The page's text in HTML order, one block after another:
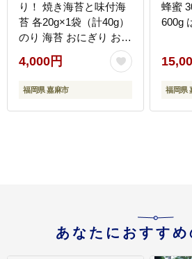
り！ 焼き海苔と味付海
苔 各20g×1袋（計40g）
のり 海苔 おにぎり おむ
すび 焼海苔 味付き海苔
セット 有明海 常温 福岡
県 嘉麻市
4,000円
福岡県 嘉麻市
蜂蜜
600g
福岡県
あなたにおすすめ